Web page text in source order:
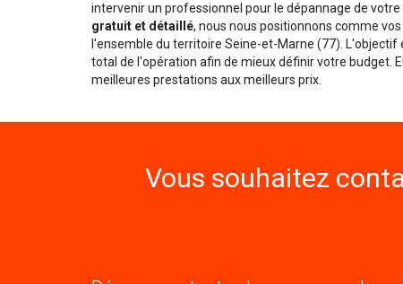
intervenir un professionnel pour le dépannage de
gratuit et détaillé, nous nous positionnons comme
l'ensemble du territoire Seine-et-Marne (77).
total de l'opération afin de mieux définir votre budget.
meilleures prestations aux meilleurs prix.
Vous souhaitez